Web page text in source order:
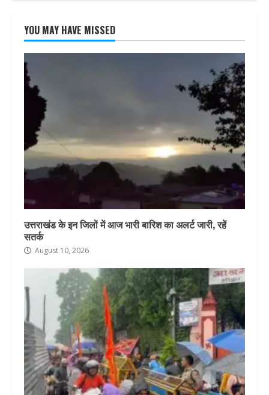
YOU MAY HAVE MISSED
उत्तराखंड के इन जिलों में आज भारी बारिश का अलर्ट जारी, रहें
सतर्क
August 10, 2026